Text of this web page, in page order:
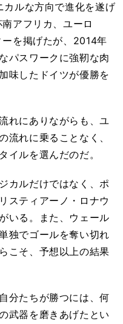
ルな方向で進化を遂げ
アフリカ、ユーロ
を掲げたが、2014年
パスワークに強靭な肉
味したドイツが優勝を
れにありながらも、ユ
流れに乗ることなく、
イルを選んだのだ。
カルだけではなく、ポ
スティアーノ・ロナウ
いる。また、ウェール
独でゴールを奪い切れ
こそ、予想以上の結果
分たちが勝つには、何
武器を磨きあげたとい